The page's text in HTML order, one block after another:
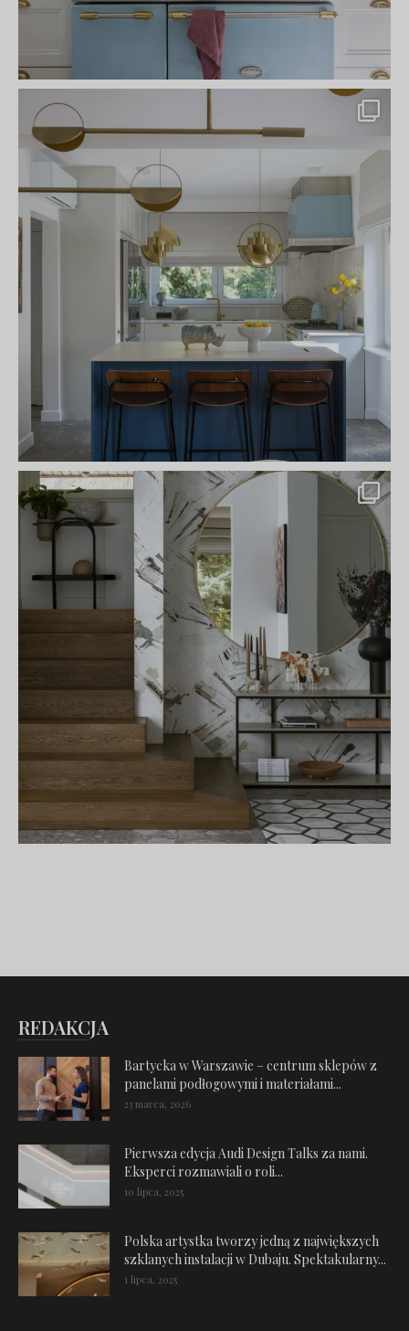
REDAKCJA
Bartycka w Warszawie – centrum sklepów z
panelami podłogowymi i materiałami...
23 marca, 2026
Pierwsza edycja Audi Design Talks za nami.
Eksperci rozmawiali o roli...
10 lipca, 2025
Polska artystka tworzy jedną z największych
szklanych instalacji w Dubaju. Spektakularny...
1 lipca, 2025